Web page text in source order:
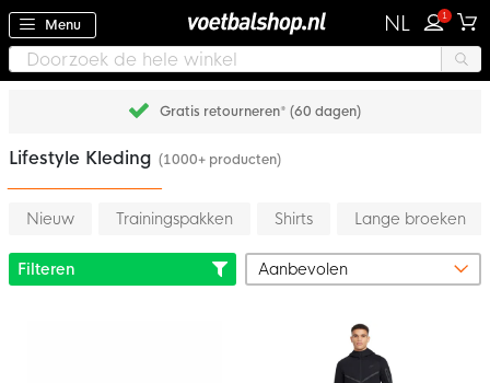
Menu NL 1
Gratis retourneren* (60 dagen)
Lifestyle Kleding (1000+ producten)
Nieuw Trainingspakken Shirts Lange broeken
Filteren